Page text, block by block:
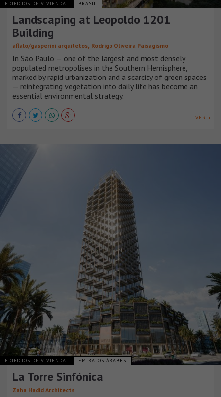
EDIFICIOS DE VIVIENDA BRASIL
Landscaping at Leopoldo 1201
Building
aflalo/gasperini arquitetos, Rodrigo Oliveira Paisagismo
In São Paulo — one of the largest and most densely
populated metropolises in the Southern Hemisphere,
marked by rapid urbanization and a scarcity of green spaces
— reintegrating vegetation into daily life has become an
essential environmental strategy.
VER +
EDIFICIOS DE VIVIENDA EMIRATOS ÁRABES
La Torre Sinfónica
Zaha Hadid Architects